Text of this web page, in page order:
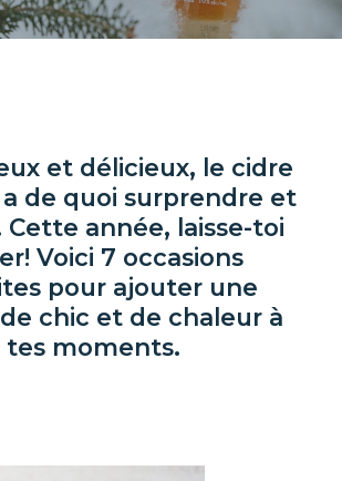
et délicieux, le cidre
de quoi surprendre et
Cette année, laisse-toi
Voici 7 occasions
pour ajouter une
chic et de chaleur à
tes moments.